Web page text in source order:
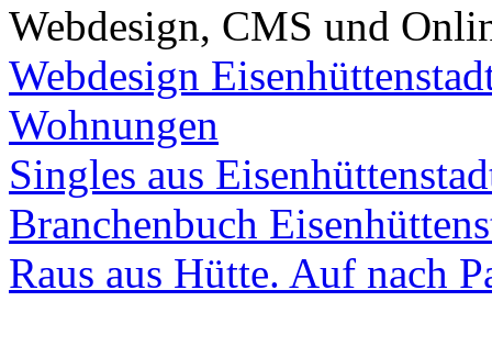
Webdesign, CMS und
Webdesign
Wohnungen
Singles aus
Branchenbuch
Raus aus Hütte. Auf nach